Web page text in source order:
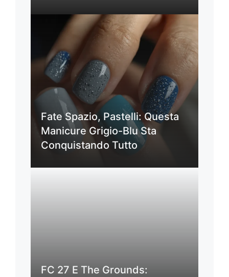
Fate Spazio, Pastelli: Questa
Manicure Grigio-Blu Sta
Conquistando Tutto
FC 27 E The Grounds: